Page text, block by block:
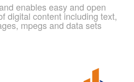
enables easy and open
digital content including text,
mpegs and data sets